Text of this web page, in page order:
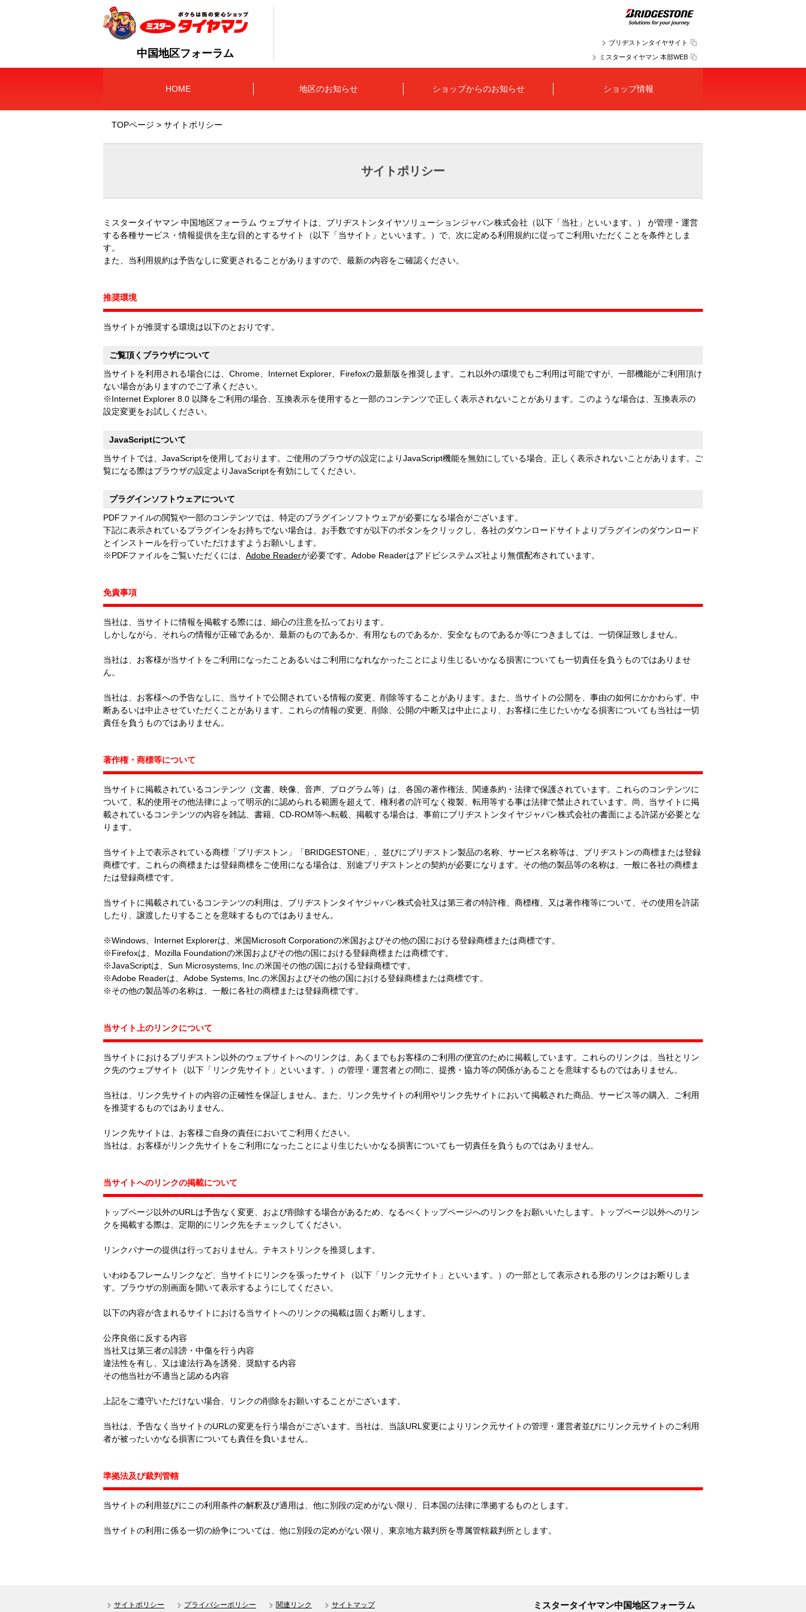
中国地区フォーラム
ブリヂストンタイヤサイト
ミスタータイヤマン 本部WEB
HOME 地区のお知らせ ショップからのお知らせ ショップ情報
TOPページ サイトポリシー
サイトポリシー
ミスタータイヤマン 中国地区フォーラム ウェブサイトは、ブリヂストンタイヤソリューションジャパン株式会社（以下「当社」といいます。） が管理・運営
する各種サービス・情報提供を主な目的とするサイト（以下「当サイト」といいます。）で、次に定める利用規約に従ってご利用いただくことを条件としま
す。
また、当利用規約は予告なしに変更されることがありますので、最新の内容をご確認ください。
推奨環境
当サイトが推奨する環境は以下のとおりです。
ご覧頂くブラウザについて
当サイトを利用される場合には、Chrome、Internet Explorer、Firefoxの最新版を推奨します。これ以外の環境でもご利用は可能ですが、一部機能がご利用頂け
ない場合がありますのでご了承ください。
※Internet Explorer 8.0 以降をご利用の場合、互換表示を使用すると一部のコンテンツで正しく表示されないことがあります。このような場合は、互換表示の
設定変更をお試しください。
JavaScriptについて
当サイトでは、JavaScriptを使用しております。ご使用のブラウザの設定によりJavaScript機能を無効にしている場合、正しく表示されないことがあります。ご
覧になる際はブラウザの設定よりJavaScriptを有効にしてください。
プラグインソフトウェアについて
PDFファイルの閲覧や一部のコンテンツでは、特定のプラグインソフトウェアが必要になる場合がございます。
下記に表示されているプラグインをお持ちでない場合は、お手数ですが以下のボタンをクリックし、各社のダウンロードサイトよりプラグインのダウンロード
とインストールを行っていただけますようお願いします。
※PDFファイルをご覧いただくには、 Adobe Readerが必要です。Adobe Readerはアドビシステムズ社より無償配布されています。
免責事項
当社は、当サイトに情報を掲載する際には、細心の注意を払っております。
しかしながら、それらの情報が正確であるか、最新のものであるか、有用なものであるか、安全なものであるか等につきましては、一切保証致しません。
当社は、お客様が当サイトをご利用になったことあるいはご利用になれなかったことにより生じるいかなる損害についても一切責任を負うものではありませ
ん。
当社は、お客様への予告なしに、当サイトで公開されている情報の変更、削除等することがあります。また、当サイトの公開を、事由の如何にかかわらず、中
断あるいは中止させていただくことがあります。これらの情報の変更、削除、公開の中断又は中止により、お客様に生じたいかなる損害についても当社は一切
責任を負うものではありません。
著作権・商標等について
当サイトに掲載されているコンテンツ（文書、映像、音声、プログラム等）は、各国の著作権法、関連条約・法律で保護されています。これらのコンテンツに
ついて、私的使用その他法律によって明示的に認められる範囲を超えて、権利者の許可なく複製、転用等する事は法律で禁止されています。尚、当サイトに掲
載されているコンテンツの内容を雑誌、書籍、CD-ROM等へ転載、掲載する場合は、事前にブリヂストンタイヤジャパン株式会社の書面による許諾が必要とな
ります。
当サイト上で表示されている商標「ブリヂストン」「BRIDGESTONE」、並びにブリヂストン製品の名称、サービス名称等は、ブリヂストンの商標または登録
商標です。これらの商標または登録商標をご使用になる場合は、別途ブリヂストンとの契約が必要になります。その他の製品等の名称は、一般に各社の商標ま
たは登録商標です。
当サイトに掲載されているコンテンツの利用は、ブリヂストンタイヤジャパン株式会社又は第三者の特許権、商標権、又は著作権等について、その使用を許諾
したり、譲渡したりすることを意味するものではありません。
※Windows、Internet Explorerは、米国Microsoft Corporationの米国およびその他の国における登録商標または商標です。
※Firefoxは、Mozilla Foundationの米国およびその他の国における登録商標または商標です。
※JavaScriptは、Sun Microsystems, Inc.の米国その他の国における登録商標です。
※Adobe Readerは、Adobe Systems, Inc.の米国およびその他の国における登録商標または商標です。
※その他の製品等の名称は、一般に各社の商標または登録商標です。
当サイト上のリンクについて
当サイトにおけるブリヂストン以外のウェブサイトへのリンクは、あくまでもお客様のご利用の便宜のために掲載しています。これらのリンクは、当社とリン
ク先のウェブサイト（以下「リンク先サイト」といいます。）の管理・運営者との間に、提携・協力等の関係があることを意味するものではありません。
当社は、リンク先サイトの内容の正確性を保証しません。また、リンク先サイトの利用やリンク先サイトにおいて掲載された商品、サービス等の購入、ご利用
を推奨するものではありません。
リンク先サイトは、お客様ご自身の責任においてご利用ください。
当社は、お客様がリンク先サイトをご利用になったことにより生じたいかなる損害についても一切責任を負うものではありません。
当サイトへのリンクの掲載について
トップページ以外のURLは予告なく変更、および削除する場合があるため、なるべくトップページへのリンクをお願いいたします。トップページ以外へのリン
クを掲載する際は、定期的にリンク先をチェックしてください。
リンクバナーの提供は行っておりません。テキストリンクを推奨します。
いわゆるフレームリンクなど、当サイトにリンクを張ったサイト（以下「リンク元サイト」といいます。）の一部として表示される形のリンクはお断りしま
す。ブラウザの別画面を開いて表示するようにしてください。
以下の内容が含まれるサイトにおける当サイトへのリンクの掲載は固くお断りします。
公序良俗に反する内容
当社又は第三者の誹謗・中傷を行う内容
違法性を有し、又は違法行為を誘発、奨励する内容
その他当社が不適当と認める内容
上記をご遵守いただけない場合、リンクの削除をお願いすることがございます。
当社は、予告なく当サイトのURLの変更を行う場合がございます。当社は、当該URL変更によりリンク元サイトの管理・運営者並びにリンク元サイトのご利用
者が被ったいかなる損害についても責任を負いません。
準拠法及び裁判管轄
当サイトの利用並びにこの利用条件の解釈及び適用は、他に別段の定めがない限り、日本国の法律に準拠するものとします。
当サイトの利用に係る一切の紛争については、他に別段の定めがない限り、東京地方裁判所を専属管轄裁判所とします。
サイトポリシー プライバシーポリシー 関連リンク サイトマップ ミスタータイヤマン中国地区フォーラム